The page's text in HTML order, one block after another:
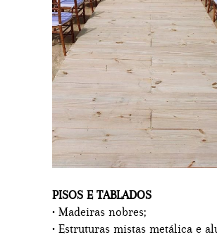
PISOS E TABLADOS
• Madeiras nobres;
• Estruturas mistas metálica e